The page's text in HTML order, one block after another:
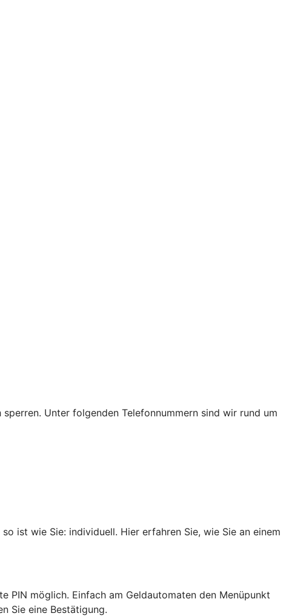
Unter folgenden Telefonnummern sind wir rund um
ist wie Sie: individuell. Hier erfahren Sie, wie Sie an einem
PIN möglich. Einfach am Geldautomaten den Menüpunkt
Sie eine Bestätigung.